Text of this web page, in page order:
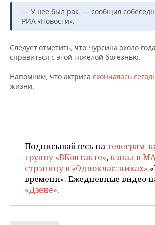
КОМУ ПРИНАДЛЕЖАТ
ТОРГОВЫЕ ЦЕНТРЫ
ТАТАРСТАНА
БЮДЖЕТ
ИНВЕСТИЦИИ
МАШИНОСТРОЕНИЕ
НЕФТЬ
ОПК
НОВОСТИ АВТО
БИЗНЕС
НОВОСТИ БИЗНЕСА
РОЗНИЧНАЯ ТОРГОВЛЯ
ТРАНСПОРТ
ТЕХНОЛОГИИ
НОВОСТИ ТЕХНОЛОГИЙ
IT
МЕРОПРИЯТИЯ
НОВОСТИ МЕРОПРИЯТИЙ
ONLINE-КОНФЕРЕНЦИИ
ОТКРЫТАЯ ЛЕКЦИЯ
СПОРТ
ХОККЕЙ
БАСКЕТБОЛ
ВОЛЕЙБОЛ
ВЛАСТЬ
ИНФРАСТРУКТУРА
ИСТОРИЯ
СЮЖЕТЫ
СПРАВОЧНИК
СПИСОК ПЕРСОН
ПОЛНАЯ ВЕРСИЯ
— У нее был рак, — сообщил
РИА «Новости».
Следует отметить, что Чурсина около
справиться с этой тяжелой болезнью.
Напомним, что актриса скончалась
жизни.
Подписывайтесь на телеграм-
группу «ВКонтакте»,канал в
страницу в «Одноклассниках»
времени». Ежедневные видео
«Дзене».